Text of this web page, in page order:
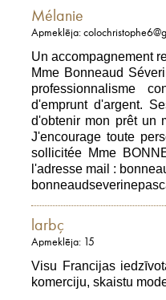
Mélanie
Apmeklēja:
Un accompagnement
Mme Bonneaud
professionnalisme
d'emprunt d'argent.
d'obtenir mon prêt un
J'encourage toute
sollicitée Mme
l'adresse mail :
larbç
Apmeklēja: 15
Visu Francijas
komerciju, skaistu